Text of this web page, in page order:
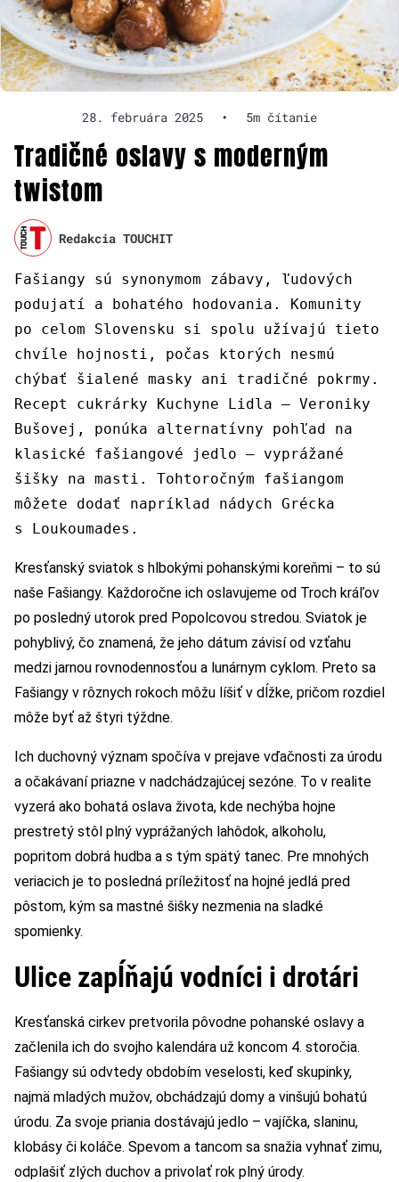
28. februára 2025 • 5m čítanie
Tradičné oslavy s moderným
twistom
Redakcia TOUCHIT
Fašiangy sú synonymom zábavy, ľudových
podujatí a bohatého hodovania. Komunity
po celom Slovensku si spolu užívajú tieto
chvíle hojnosti, počas ktorých nesmú
chýbať šialené masky ani tradičné pokrmy.
Recept cukrárky Kuchyne Lidla – Veroniky
Bušovej, ponúka alternatívny pohľad na
klasické fašiangové jedlo – vyprážané
šišky na masti. Tohtoročným fašiangom
môžete dodať napríklad nádych Grécka
s Loukoumades.
Kresťanský sviatok s hlbokými pohanskými koreňmi – to sú
naše Fašiangy. Každoročne ich oslavujeme od Troch kráľov
po posledný utorok pred Popolcovou stredou. Sviatok je
pohyblivý, čo znamená, že jeho dátum závisí od vzťahu
medzi jarnou rovnodennosťou a lunárnym cyklom. Preto sa
Fašiangy v rôznych rokoch môžu líšiť v dĺžke, pričom rozdiel
môže byť až štyri týždne.
Ich duchovný význam spočíva v prejave vďačnosti za úrodu
a očakávaní priazne v nadchádzajúcej sezóne. To v realite
vyzerá ako bohatá oslava života, kde nechýba hojne
prestretý stôl plný vyprážaných lahôdok, alkoholu,
popritom dobrá hudba a s tým spätý tanec. Pre mnohých
veriacich je to posledná príležitosť na hojné jedlá pred
pôstom, kým sa mastné šišky nezmenia na sladké
spomienky.
Ulice zapĺňajú vodníci i drotári
Kresťanská cirkev pretvorila pôvodne pohanské oslavy a
začlenila ich do svojho kalendára už koncom 4. storočia.
Fašiangy sú odvtedy obdobím veselosti, keď skupinky,
najmä mladých mužov, obchádzajú domy a vinšujú bohatú
úrodu. Za svoje priania dostávajú jedlo – vajíčka, slaninu,
klobásy či koláče. Spevom a tancom sa snažia vyhnať zimu,
odplašiť zlých duchov a privolať rok plný úrody.